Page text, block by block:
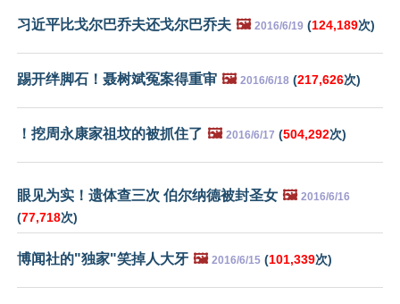
习近平比戈尔巴乔夫还戈尔巴乔夫 🖼️ 2016/6/19 (124,189次)
踢开绊脚石！聂树斌冤案得重审 🖼️ 2016/6/18 (217,626次)
！挖周永康家祖坟的被抓住了 🖼️ 2016/6/17 (504,292次)
眼见为实！遗体查三次 伯尔纳德被封圣女 🖼️ 2016/6/16
(77,718次)
博闻社的"独家"笑掉人大牙 🖼️ 2016/6/15 (101,339次)